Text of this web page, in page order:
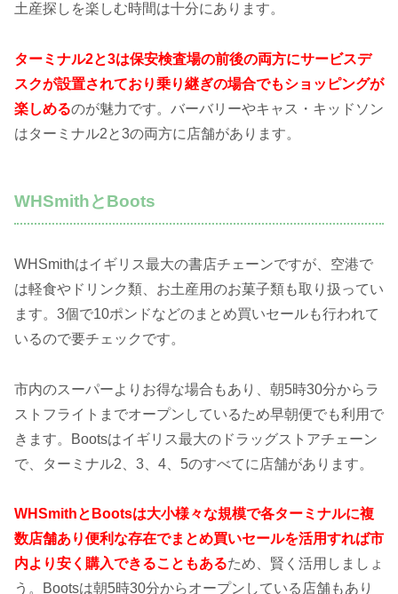
土産探しを楽しむ時間は十分にあります。
ターミナル2と3は保安検査場の前後の両方にサービスデ
スクが設置されており乗り継ぎの場合でもショッピングが
楽しめるのが魅力です。バーバリーやキャス・キッドソン
はターミナル2と3の両方に店舗があります。
WHSmithとBoots
WHSmithはイギリス最大の書店チェーンですが、空港で
は軽食やドリンク類、お土産用のお菓子類も取り扱ってい
ます。3個で10ポンドなどのまとめ買いセールも行われて
いるので要チェックです。
市内のスーパーよりお得な場合もあり、朝5時30分からラ
ストフライトまでオープンしているため早朝便でも利用で
きます。Bootsはイギリス最大のドラッグストアチェーン
で、ターミナル2、3、4、5のすべてに店舗があります。
WHSmithとBootsは大小様々な規模で各ターミナルに複
数店舗あり便利な存在でまとめ買いセールを活用すれば市
内より安く購入できることもあるため、賢く活用しましょ
う。Bootsは朝5時30分からオープンしている店舗もあり